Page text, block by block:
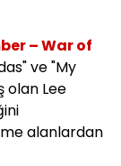
– War of
ve "My
olan Lee
alanlardan